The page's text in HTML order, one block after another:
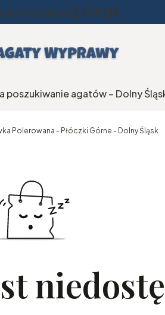
dostawa od 299PLN
agatów – Dolny
Polerowana - Płóczki Górne - Dolny Śląsk